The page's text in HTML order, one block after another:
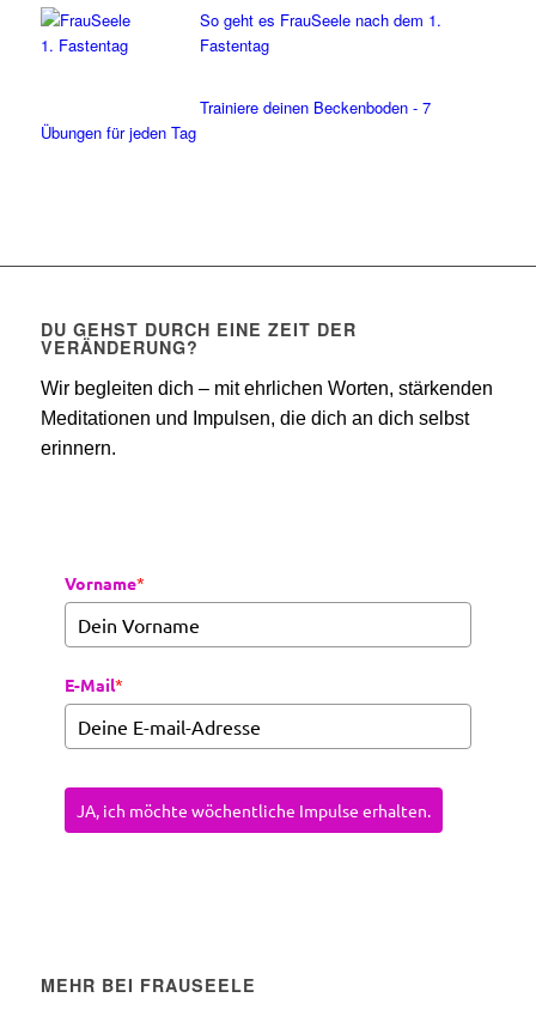
So geht es FrauSeele nach dem 1.
Fastentag
Trainiere deinen Beckenboden - 7
Übungen für jeden Tag
DU GEHST DURCH EINE ZEIT DER
VERÄNDERUNG?
Wir begleiten dich – mit ehrlichen Worten, stärkenden
Meditationen und Impulsen, die dich an dich selbst
erinnern.
Vorname*
E-Mail*
JA, ich möchte wöchentliche Impulse erhalten.
MEHR BEI FRAUSEELE